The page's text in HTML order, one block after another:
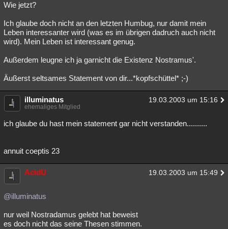
Wie jetzt?
Ich glaube doch nicht an den letzten Humbug, nur damit mein
Leben interessanter wird (was es im übrigen dadruch auch nicht
wird). Mein Leben ist interessant genug.
Außerdem leugne ich ja garnicht die Existenz Nostramus'.
Äußerst seltsames Statement von dir...*kopfschüttel* ;-)
illuminatus 19.03.2003 um 15:16
ehemaliges Mitglied
ich glaube du hast mein statement gar nicht verstanden..........
annuit coeptis 23
AcidU 19.03.2003 um 15:49
@illuminatus
nur weil Nostradamus gelebt hat beweist
es doch nicht das seine Thesen stimmen.